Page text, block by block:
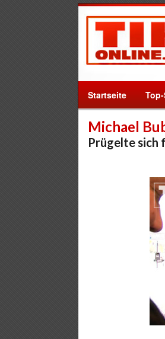
Startseite
Michael
Prügelte sich